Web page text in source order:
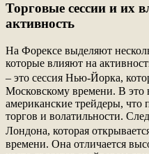
Торговые сессии и их
активность
На Форексе выделяют
которые влияют на
‒ это сессия Нью-Йорка,
Московскому времени. В это
американские трейдеры,
торгов и волатильности.
Лондона, которая
времени. Она отличается